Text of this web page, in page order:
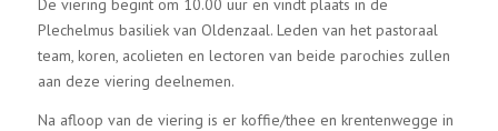
De viering begint om 10.00 uur en vindt plaats in de
Plechelmus basiliek van Oldenzaal. Leden van het pastoraal
team, koren, acolieten en lectoren van beide parochies zullen
aan deze viering deelnemen.
Na afloop van de viering is er koffie/thee en krentenwegge in